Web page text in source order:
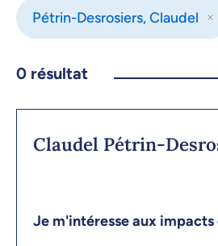
Pétrin-Desrosiers, Claudel
0 résultat
Claudel Pétrin-
Je m'intéresse aux